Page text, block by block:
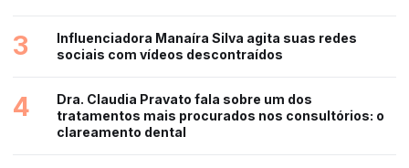
3
Influenciadora Manaíra Silva agita suas redes
sociais com vídeos descontraídos
4
Dra. Claudia Pravato fala sobre um dos
tratamentos mais procurados nos consultórios: o
clareamento dental